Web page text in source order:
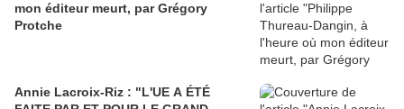
mon éditeur meurt, par Grégory
Protche
Annie Lacroix-Riz : "L'UE A ÉTÉ